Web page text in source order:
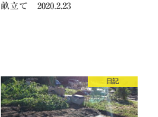
畝立て 2020.2.23
日記